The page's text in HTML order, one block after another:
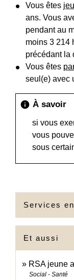
Vous êtes
ans. Vous
pendant au
moins 3 214
précédant la
Vous êtes
seul(e) avec
info À savoir
si vous
vous
sous
Services
Et aussi
RSA jeune
Social - Santé